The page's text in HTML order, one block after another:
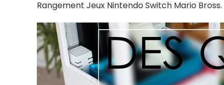
Rangement Jeux Nintendo Switch Mario Bross.